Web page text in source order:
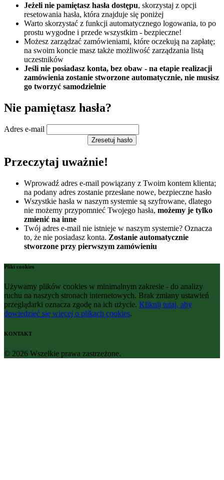
Jeżeli nie pamiętasz hasła dostępu, skorzystaj z opcji
resetowania hasła, która znajduje się poniżej
Warto skorzystać z funkcji automatycznego logowania, to po
prostu wygodne i przede wszystkim - bezpieczne!
Możesz zarządzać zamówieniami, które oczekują na zapłatę;
na swoim koncie masz także możliwość zarządzania listą
uczestników
Jeśli nie posiadasz konta, bez obaw - na etapie realizacji
zamówienia zostanie stworzone automatycznie, nie musisz
go tworzyć samodzielnie
Nie pamiętasz hasła?
Adres e-mail
Zresetuj hasło
Przeczytaj uważnie!
Wprowadź adres e-mail powiązany z Twoim kontem klienta;
na podany adres zostanie przesłane nowe, bezpieczne hasło
Wszystkie hasła w naszym systemie są szyfrowane, dlatego
nie możemy przypomnieć Twojego hasła, możemy je tylko
zmienić na inne
Twój adres e-mail nie istnieje w naszym systemie? Oznacza
to, że nie posiadasz konta. Zostanie automatycznie
stworzone przy pierwszym zamówieniu
Pliki cookies
Używamy plików cookies w minimalnym zakresie - do analizy
ruchu na naszych stronach internetowych. Brak zmiany ustawień
przeglądarki oznacza zgodę na ich użycie. Kliknij tutaj, aby
dowiedzieć się więcej o plikach cookies.
KONTAKT
© 2026 Wszelkie prawa zastrzeżone.